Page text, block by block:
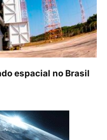
espacial no Brasil